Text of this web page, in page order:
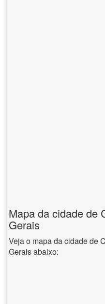
Mapa da cidade de
Gerais
Veja o mapa da cidade de
Gerais abaixo: